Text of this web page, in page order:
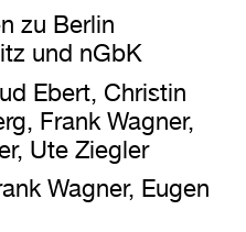
zu Berlin
und nGbK
Ebert, Christin
Frank Wagner,
Ute Ziegler
Wagner, Eugen